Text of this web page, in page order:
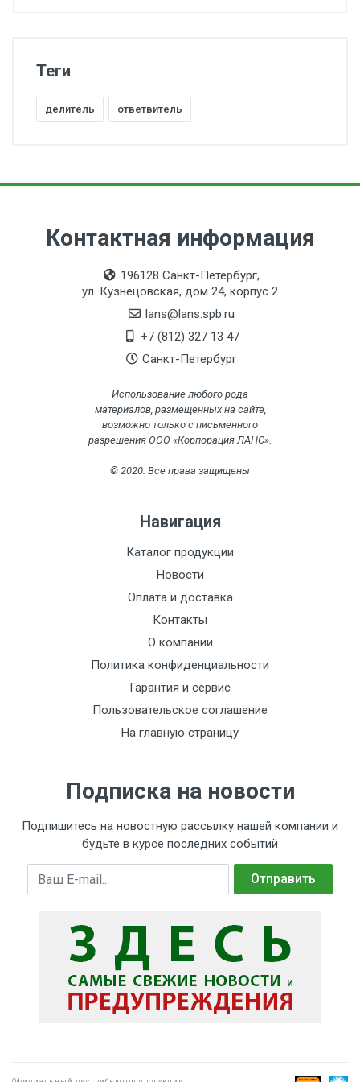
Теги
делитель ответвитель
Контактная информация
196128 Санкт-Петербург,
ул. Кузнецовская, дом 24, корпус 2
lans@lans.spb.ru
+7 (812) 327 13 47
Санкт-Петербург
Использование любого рода
материалов, размещенных на сайте,
возможно только с письменного
разрешения ООО «Корпорация ЛАНС».
© 2020. Все права защищены
Навигация
Каталог продукции
Новости
Оплата и доставка
Контакты
О компании
Политика конфиденциальности
Гарантия и сервис
Пользовательское соглашение
На главную страницу
Подписка на новости
Подпишитесь на новостную рассылку нашей компании и
будьте в курсе последних событий
E-mail Отправить